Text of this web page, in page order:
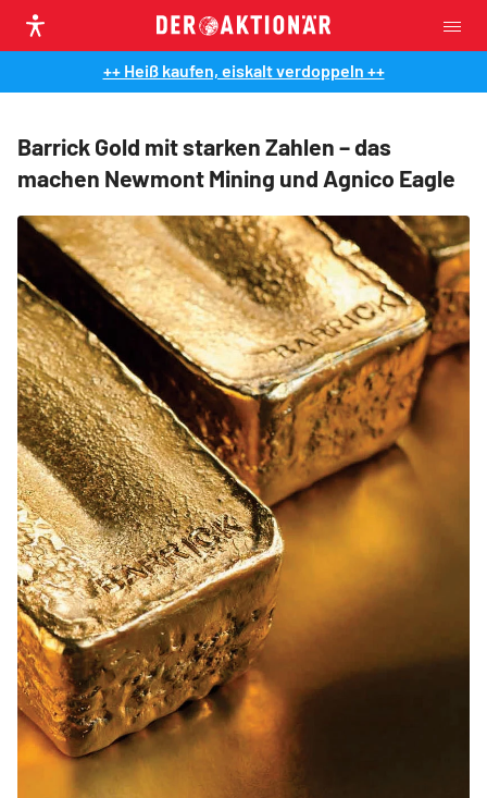
++ Heiß kaufen, eiskalt verdoppeln ++
Barrick Gold mit starken Zahlen – das
machen Newmont Mining und Agnico Eagle